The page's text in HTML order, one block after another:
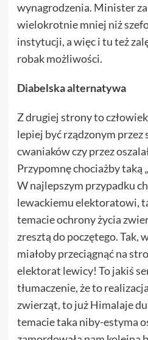
wynagrodzenia. Minister
wielokrotnie mniej niż
instytucji, a więc i tu też
robak możliwości.
Diabelska alternatywa
Z drugiej strony to
lepiej być rządzonym
cwaniaków czy przez
Przypomnę chociażby taką
W najlepszym przypadku
lewackiemu elektoratowi,
temacie ochrony życia
zresztą do poczętego. Tak,
miałoby przeciągnąć na
elektorat lewicy! To jakiś
tłumaczenie, że to
zwierząt, to już Himalaje
temacie taka niby-estyma